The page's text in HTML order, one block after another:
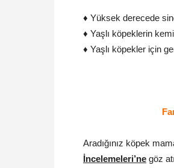
♦ Yüksek derecede
♦ Yaşlı köpeklerin
♦ Yaşlı köpekler için
Aradığınız köpek
İncelemeleri’ne göz